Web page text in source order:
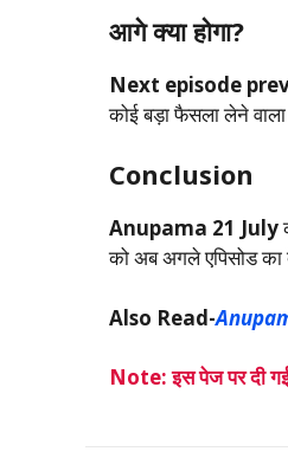
आगे क्या होगा?
Next episode
कोई बड़ा फैसला लेने
Conclusion
Anupama 21 July
को अब अगले एपिसोड का
Also Read-
Note: इस पेज पर दी